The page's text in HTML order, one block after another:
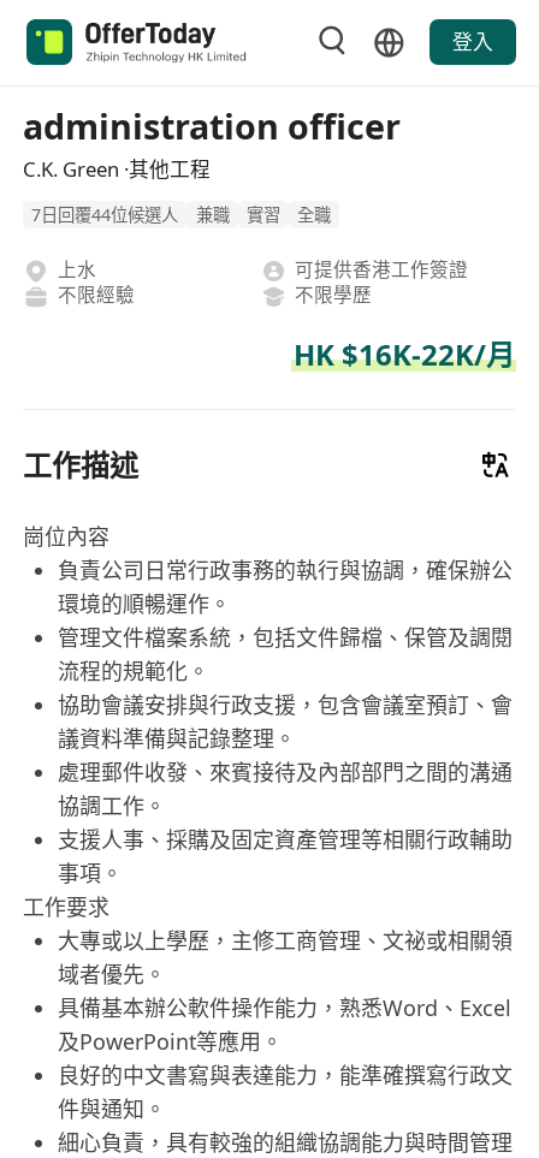
登入
administration officer
C.K. Green ·其他工程
7日回覆44位候選人 兼職 實習 全職
上水
可提供香港工作簽證
不限經驗
不限學歷
HK $16K-22K/月
工作描述
崗位內容
負責公司日常行政事務的執行與協調，確保辦公
環境的順暢運作。
管理文件檔案系統，包括文件歸檔、保管及調閱
流程的規範化。
協助會議安排與行政支援，包含會議室預訂、會
議資料準備與記錄整理。
處理郵件收發、來賓接待及內部部門之間的溝通
協調工作。
支援人事、採購及固定資產管理等相關行政輔助
事項。
工作要求
大專或以上學歷，主修工商管理、文祕或相關領
域者優先。
具備基本辦公軟件操作能力，熟悉Word、Excel
及PowerPoint等應用。
良好的中文書寫與表達能力，能準確撰寫行政文
件與通知。
細心負責，具有較強的組織協調能力與時間管理